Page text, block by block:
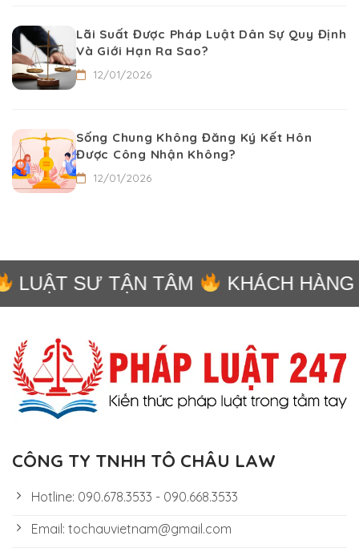
Lãi Suất Được Pháp Luật Dân Sự Quy Định
Và Giới Hạn Ra Sao?
12/01/2026
Sống Chung Không Đăng Ký Kết Hôn
Được Công Nhận Không?
12/01/2026
SƯ TẬN TÂM KHÁCH HÀNG
CÔNG TY TNHH TÔ CHÂU LAW
Hotline: 090.678.3533 - 090.668.3533
Email: tochauvietnam@gmail.com